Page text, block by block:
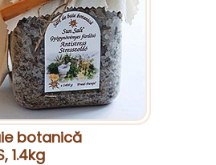
botanică
1.4kg